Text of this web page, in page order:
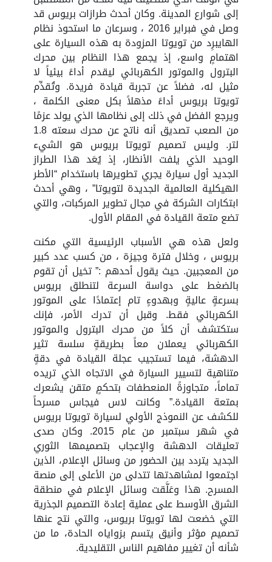
إلى شوارع المدينة. وكان أحدث طرازات بريوس قد
وصل في فبراير 2016 ، وسرعان ما استحوذ نظام
الهايبرِد من تويوتا المزودة به هذه السيارة على
اهتمامٍ واسع، إذ يجمع هذا النظام بين محرك
البترول والموتور الكهربائي ليقدم أداءً بيئياً لا
مثيل له، فضلاً عن تجربة قيادة فريدة. وتُقدِّم
تويوتا بريوس أداءً مذهلاً بكل معنى الكلمة ،
ويرجع الفضل في ذلك إلى نظامها الذي يولد عزمًا
من الصعب تصديق أنه ناتج عن محرك سعته 1.8
لتر. وليس تصميم تويوتا بريوس هو الشيء
الوحيد الذي يلفت الأنظار، إذ يُعَد هذا الطراز
الجديد أول سيارة يجري تطويرها باستخدام “الأطر
الهيكلية العالمية الجديدة لتويوتا” ، وهي أحدث
ابتكارات الشركة في مجال تطوير المركبات، والتي
تضع متعة القيادة في المقام الأول.
ولعل هذه هي الأسباب الرئيسية التي مكنت
بريوس ، وخلال فترة وجيزة ، من كسب عدد كبير
من المعجبين. حيث يقول أحدهم :” تخيل أن تقوم
بالضغط على دواسة السرعة لتنطلق بريوس
بسرعةٍ عاليةٍ وبهدوءٍ تام إعتمادًا على الموتور
الكهربائي فقط. وقبل أن تدرك الأمر، فإنك
ستكتشف أن كلاً من محرك البترول والموتور
الكهربائي يعملان معاً بطريقةٍ سلسة تثير
الدهشة، فيما تستجيب عجلة القيادة في دقةٍ
متناهية لتسيير السيارة في الاتجاه الذي تريده
تماماً، متجاوزةً المنعطفات بتحكمٍ متقن يشعرك
بمتعة القيادة.” وكانت لاس فيجاس مسرحاً
للكشف عن النموذج الأولي لسيارة تويوتا بريوس
في شهر سبتمبر من عام 2015. وكان صدى
تعليقات الدهشة والإعجاب بتصميمها الثوري
الجديد يتردد بين الحضور من وسائل الإعلام، الذين
اجتمعوا لمشاهدتها تتدلى من الأعلى إلى منصة
المسرح. هذا وعَلَّقت وسائل الإعلام في منطقة
الشرق الأوسط على عملية إعادة التصميم الجذرية
التي خضعت لها تويوتا بريوس، والتي نتج عنها
تصميم مؤثر وأنيق يتسم بزواياه الحادة، ما من
شأنه أن تغيير مفاهيم الناس التقليدية.